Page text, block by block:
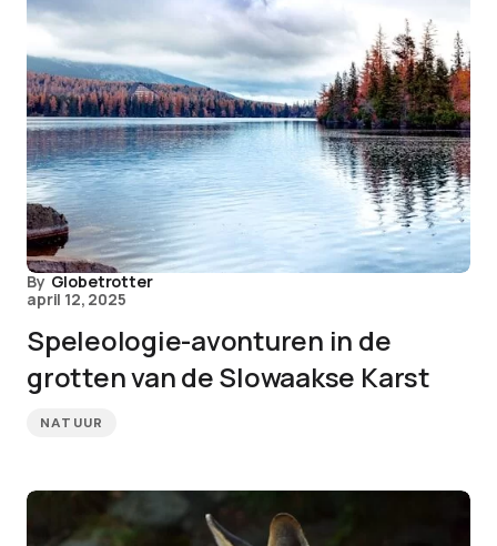
By Globetrotter
april 12, 2025
Speleologie-avonturen in de
grotten van de Slowaakse Karst
NATUUR